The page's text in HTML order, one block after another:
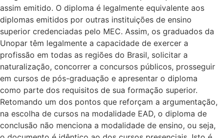
assim emitido. O diploma é legalmente equivalente aos
diplomas emitidos por outras instituições de ensino
superior credenciadas pelo MEC. Assim, os graduados da
Unopar têm legalmente a capacidade de exercer a
profissão em todas as regiões do Brasil, solicitar a
naturalização, concorrer a concursos públicos, prosseguir
em cursos de pós-graduação e apresentar o diploma
como parte dos requisitos de sua formação superior.
Retomando um dos pontos que reforçam a argumentação,
na escolha de cursos na modalidade EAD, o diploma de
conclusão não menciona a modalidade de ensino, ou seja,